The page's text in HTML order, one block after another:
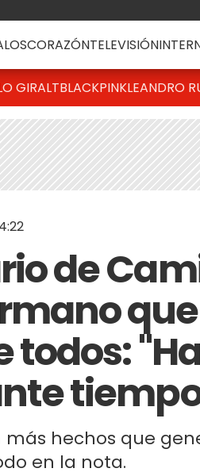
CORAZÓNTELEVISIÓN
GIRALTBLACKPINKLEANDRO
de
todos:
hechos que
en la nota.